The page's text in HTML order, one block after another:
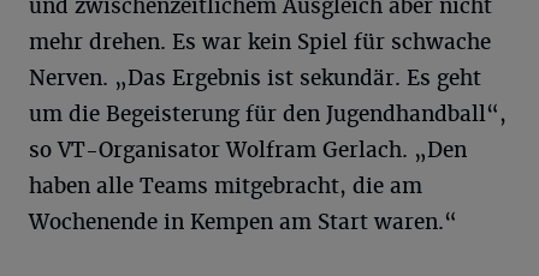
und zwischenzeitlichem Ausgleich aber nicht
mehr drehen. Es war kein Spiel für schwache
Nerven. „Das Ergebnis ist sekundär. Es geht
um die Begeisterung für den Jugendhandball“,
so VT-Organisator Wolfram Gerlach. „Den
haben alle Teams mitgebracht, die am
Wochenende in Kempen am Start waren.“